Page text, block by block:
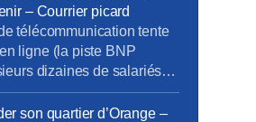
cagoulés. La scène
à peine. Jeudi 30 janvier
[…]
– Courrier picard
télécommunication tente
ligne (la piste BNP
dizaines de salariés
ont cessé le travail,
fin de matinée. […]Mardi
son quartier d’Orange –